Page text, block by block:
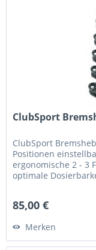
ClubSport
ClubSport
Positionen
ergonomische 2 - 3
optimale
85,00 €
Merken